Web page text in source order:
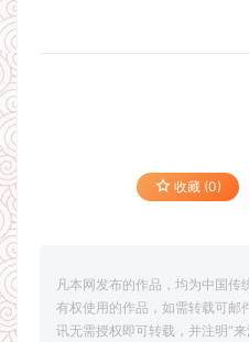
收藏 (0)
凡本网发布的作品，均为中国传
有权使用的作品，如需转载可邮
讯无需授权即可转载，并注明“来